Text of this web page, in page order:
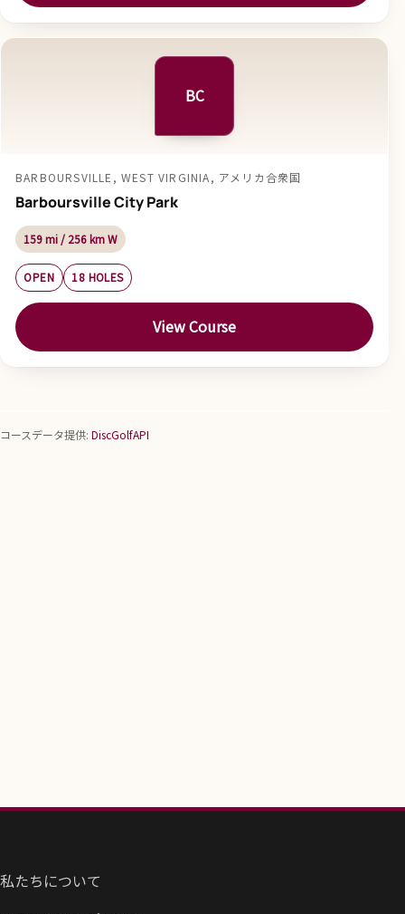
BC
BARBOURSVILLE, WEST VIRGINIA, アメリカ合衆国
Barboursville City Park
159 mi / 256 km W
OPEN 18 HOLES
View Course
コースデータ提供: DiscGolfAPI
私たちについて